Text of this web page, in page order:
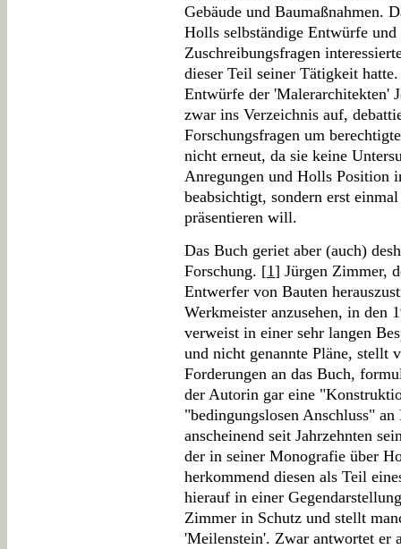
Gebäude und Baumaßnahmen.
Holls selbständige Entwürfe und
Zuschreibungsfragen
dieser Teil seiner Tätigkeit
Entwürfe der 'Malerarchitekten'
zwar ins Verzeichnis auf,
Forschungsfragen um
nicht erneut, da sie keine
Anregungen und Holls Position
beabsichtigt, sondern erst
präsentieren will.
Das Buch geriet aber (auch)
Forschung. [1] Jürgen Zimmer,
Entwerfer von Bauten
Werkmeister anzusehen, in den
verweist in einer sehr langen
und nicht genannte Pläne, stellt
Forderungen an das Buch,
der Autorin gar eine
"bedingungslosen Anschluss"
anscheinend seit Jahrzehnten
der in seiner Monografie über
herkommend diesen als Teil
hierauf in einer
Zimmer in Schutz und stellt
'Meilenstein'. Zwar antwortet er